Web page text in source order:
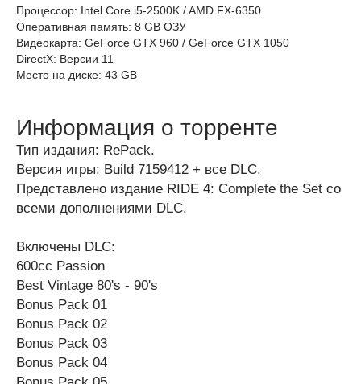
Процессор: Intel Core i5-2500K / AMD FX-6350
Оперативная память: 8 GB ОЗУ
Видеокарта: GeForce GTX 960 / GeForce GTX 1050
DirectX: Версии 11
Место на диске: 43 GB
Информация о торренте
Тип издания: RePack.
Версия игры: Build 7159412 + все DLC.
Представлено издание RIDE 4: Complete the Set со
всеми дополнениями DLC.
Включены DLC:
600cc Passion
Best Vintage 80's - 90's
Bonus Pack 01
Bonus Pack 02
Bonus Pack 03
Bonus Pack 04